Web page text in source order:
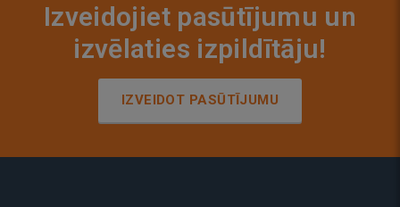
Izveidojiet pasūtījumu un
izvēlaties izpildītāju!
IZVEIDOT PASŪTĪJUMU